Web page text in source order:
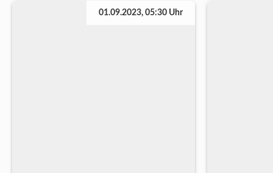
01.09.2023, 05:30 Uhr